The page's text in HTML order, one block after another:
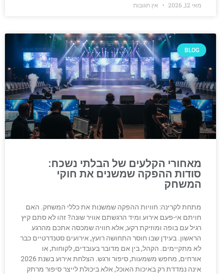
מאי 12, 2026 אין תגובות
BLOG
מאחורי הקלעים של הבלתי נשכח:
סודות ההפקה שמשנים את חוקי
המשחק
מתחת לקרינה: חוויות ההפקה שמשנות את כללי המשחק. האם
חויתם אי-פעם אירוע ומיד הרגשתם אוויר שונה? זהו לא סתם קיץ
רגיל עם בופה ומוזיקת רקע; אלא חוויה שמכסה אתכם מהרגע
הראשון. בעידן שבו חוסר התחושה רועץ, אירועים סטנדרטיים כבר
לא מתקיימים. הקהל, בין אם מדובר בעובדים, לקוחות, או
אורחים, מחפש משמעות, סיפור ורגש. הצלחת אירוע בשנת 2026
אינה נמדדת רק באיכות האוכל, אלא ביכולת לייצר סיפור מרתק